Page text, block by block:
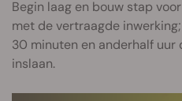
Begin laag en bouw stap
met de vertraagde
30 minuten en anderhalf
inslaan.